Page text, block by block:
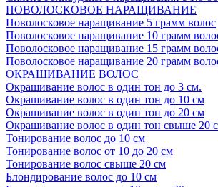
ПОВОЛОСКОВОЕ НАРАЩИВАНИЕ
Поволосковое наращивание 5 грамм волос
Поволосковое наращивание 10 грамм
Поволосковое наращивание 15 грамм
Поволосковое наращивание 20 грамм
ОКРАШИВАНИЕ ВОЛОС
Окрашивание волос в один тон до 3 см.
Окрашивание волос в один тон до 10 см
Окрашивание волос в один тон до 20 см
Окрашивание волос в один тон свыше 20
Тонирование волос до 10 см
Тонирование волос от 10 до 20 см
Тонирование волос свыше 20 см
Блондирование волос до 10 см